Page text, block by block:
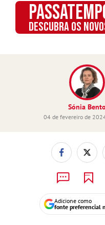
DESCUBRA OS
Sónia Bento
04 de fevereiro de
Adicione como
fonte preferencial